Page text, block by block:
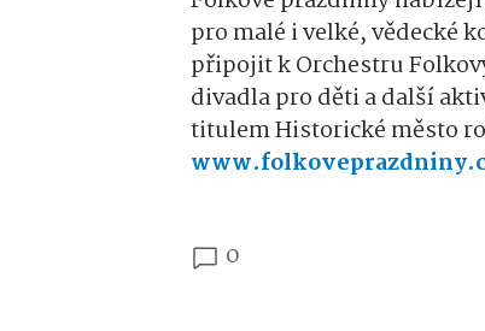
pro malé i velké, vědecké
připojit k Orchestru
divadla pro děti a další
titulem Historické město
0